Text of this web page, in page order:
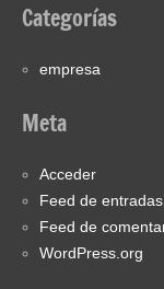
Categorías
empresa
Meta
Acceder
Feed de entradas
Feed de
WordPress.org